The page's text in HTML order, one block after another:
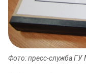
Фото: пресс-служба